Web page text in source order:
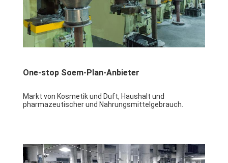
One-stop Soem-Plan-Anbieter
Markt von Kosmetik und Duft, Haushalt und
pharmazeutischer und Nahrungsmittelgebrauch.